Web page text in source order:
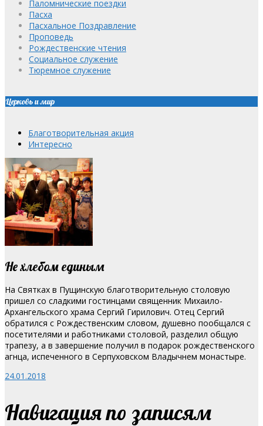
Паломнические поездки
Пасха
Пасхальное Поздравление
Проповедь
Рождественские чтения
Социальное служение
Тюремное служение
Церковь и мир
Благотворительная акция
Интересно
Не хлебом единым
На Святках в Пущинскую благотворительную столовую
пришел со сладкими гостинцами священник Михаило-
Архангельского храма Сергий Гирилович. Отец Сергий
обратился с Рождественским словом, душевно пообщался с
посетителями и работниками столовой, разделил общую
трапезу, а в завершение получил в подарок рождественского
агнца, испеченного в Серпуховском Владычнем монастыре.
24.01.2018
Навигация по записям